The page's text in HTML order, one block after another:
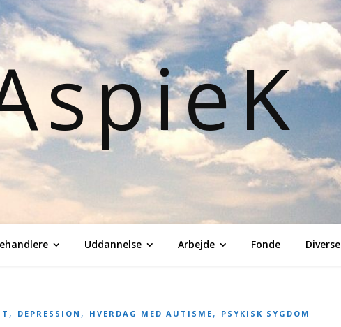
Uddannelse Arbejde Fonde Diverse
, DEPRESSION , HVERDAG MED AUTISME , PSYKISK SYGDOM